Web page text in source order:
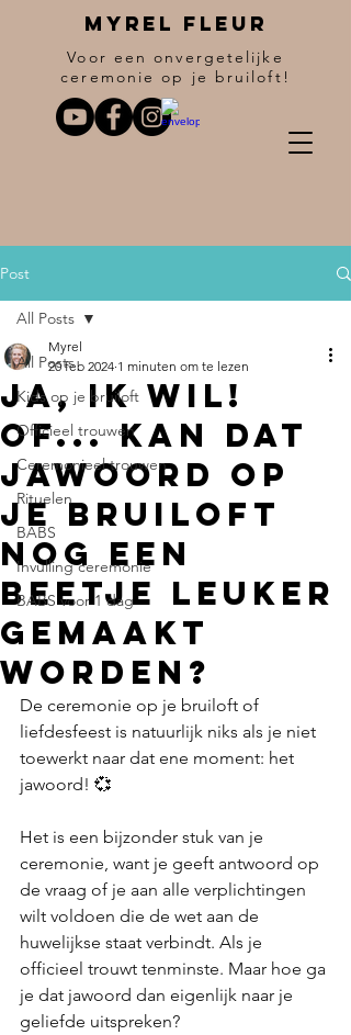
Myrel fleur
Voor een onvergetelijke
ceremonie op je bruiloft!
Post
All Posts
Kids op je bruiloft
Officieel trouwen
Ceremonieel trouwen
Rituelen
BABS
Invulling ceremonie
BABS voor 1 dag
All Posts
Ja, ik wil!
Of... kan dat
jawoord op
je bruiloft
nog een
beetje leuker
gemaakt
worden?
Myrel
20 feb 2024 1 minuten om te lezen
De ceremonie op je bruiloft of
liefdesfeest is natuurlijk niks als je niet
toewerkt naar dat ene moment: het
jawoord! 💞
Het is een bijzonder stuk van je
ceremonie, want je geeft antwoord op
de vraag of je aan alle verplichtingen
wilt voldoen die de wet aan de
huwelijkse staat verbindt. Als je
officieel trouwt tenminste. Maar hoe ga
je dat jawoord dan eigenlijk naar je
geliefde uitspreken?